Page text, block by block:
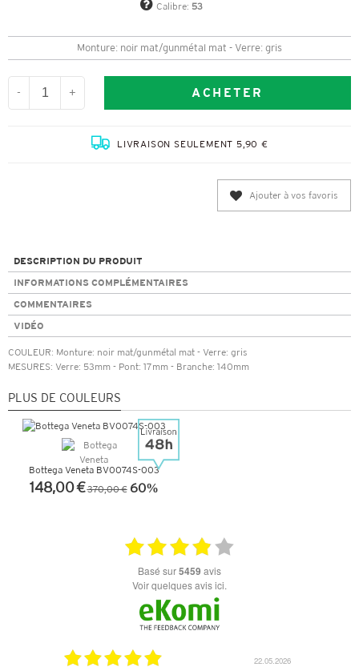
Calibre: 53
Monture: noir mat/gunmétal mat - Verre: gris
- + ACHETER
LIVRAISON SEULEMENT 5,90 €
Ajouter à vos favoris
DESCRIPTION DU PRODUIT
INFORMATIONS COMPLÉMENTAIRES
COMMENTAIRES
VIDÉO
COULEUR: Monture: noir mat/gunmétal mat - Verre: gris
MESURES: Verre: 53mm - Pont: 17mm - Branche: 140mm
PLUS DE COULEURS
Bottega Veneta BV0074S-003
148,00 € 370,00 € 60%
basé sur5459 avis
Voir quelques avis ici.
22.05.2026